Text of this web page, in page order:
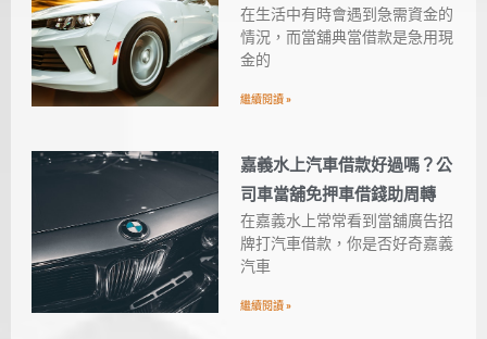
在生活中有時會遇到急需資金的
情況，而當舖典當借款是急用現
金的
繼續閱讀 »
嘉義水上汽車借款好過嗎？公
司車當舖免押車借錢助周轉
在嘉義水上常常看到當舖廣告招
牌打汽車借款，你是否好奇嘉義
汽車
繼續閱讀 »